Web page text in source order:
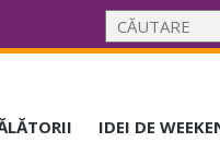
IDEI DE